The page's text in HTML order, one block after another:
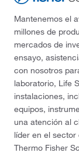
Mantenemos el
millones de
mercados de
ensayo,
con nosotros
laboratorio, Life
instalaciones,
equipos,
una atención al
líder en el
Thermo Fisher